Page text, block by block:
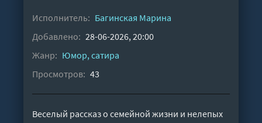
Исполнитель: Багинская Марина
Добавлено: 28-06-2026, 20:00
Жанр: Юмор, сатира
Просмотров: 43
Веселый рассказ о семейной жизни и нелепых